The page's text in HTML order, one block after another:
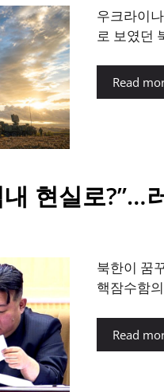
우크라이
로 보였던
Read
현실로?”…
북한이 꿈
핵잠수함
Read